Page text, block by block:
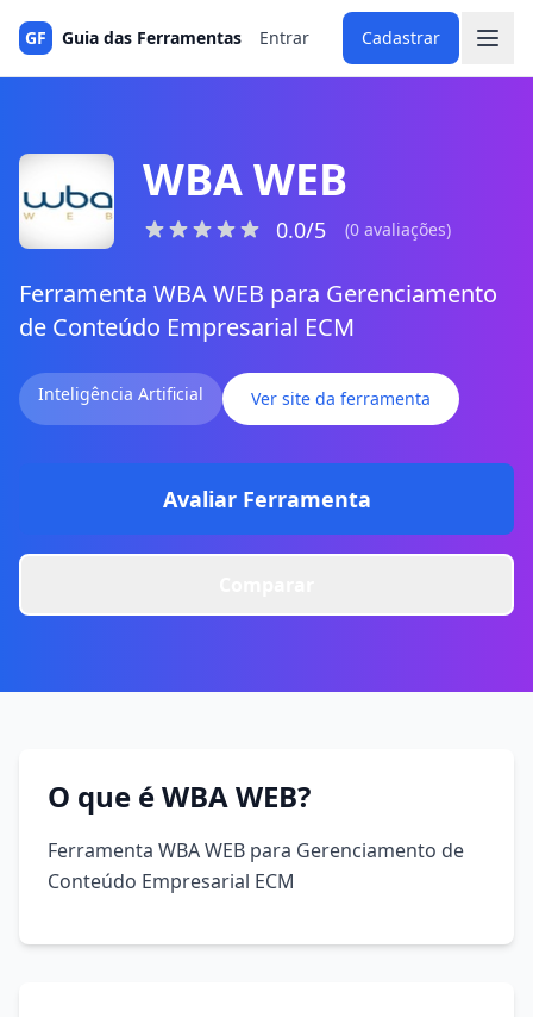
GF Guia das Ferramentas Entrar Cadastrar
WBA WEB
0.0/5 (0 avaliações)
Ferramenta WBA WEB para Gerenciamento
de Conteúdo Empresarial ECM
Inteligência Artificial Ver site da ferramenta
Avaliar Ferramenta
O que é WBA WEB?
Ferramenta WBA WEB para Gerenciamento de
Conteúdo Empresarial ECM